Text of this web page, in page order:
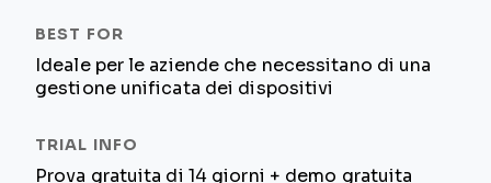
Ideale per le aziende che necessitano di una
gestione unificata dei dispositivi
Prova gratuita di 14 giorni + demo gratuita